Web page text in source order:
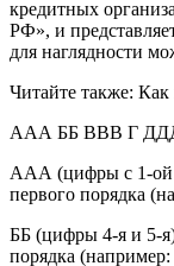
кредитных
РФ», и
для наглядности
Читайте также: Как
ААА ББ ВВВ Г
ААА (цифры с 1-ой
первого порядка
ББ (цифры 4-я и 5-
порядка